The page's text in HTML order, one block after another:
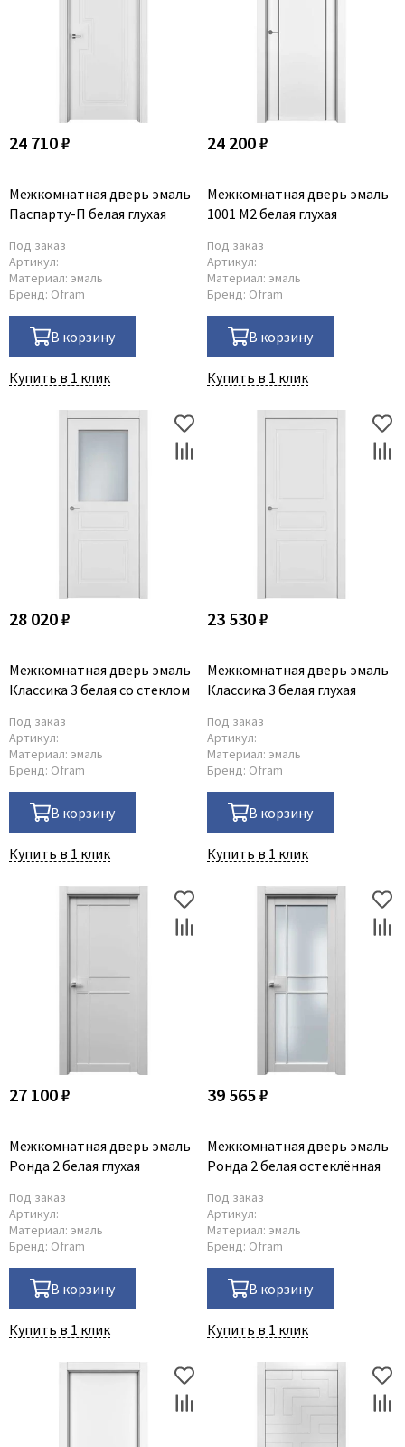
24 710 ₽
Межкомнатная дверь эмаль
Паспарту-П белая глухая
Под заказ
Артикул:
Материал: эмаль
Бренд: Ofram
В корзину
Купить в 1 клик
24 200 ₽
Межкомнатная дверь эмаль
1001 M2 белая глухая
Под заказ
Артикул:
Материал: эмаль
Бренд: Ofram
В корзину
Купить в 1 клик
28 020 ₽
Межкомнатная дверь эмаль
Классика 3 белая со стеклом
Под заказ
Артикул:
Материал: эмаль
Бренд: Ofram
В корзину
Купить в 1 клик
23 530 ₽
Межкомнатная дверь эмаль
Классика 3 белая глухая
Под заказ
Артикул:
Материал: эмаль
Бренд: Ofram
В корзину
Купить в 1 клик
27 100 ₽
Межкомнатная дверь эмаль
Ронда 2 белая глухая
Под заказ
Артикул:
Материал: эмаль
Бренд: Ofram
В корзину
Купить в 1 клик
39 565 ₽
Межкомнатная дверь эмаль
Ронда 2 белая остеклённая
Под заказ
Артикул:
Материал: эмаль
Бренд: Ofram
В корзину
Купить в 1 клик